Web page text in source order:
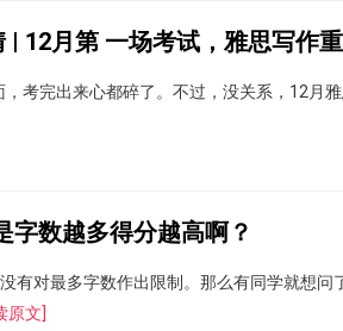
| 12月第 一场考试，雅思写作
考完出来心都碎了。不过，没关系，12月
字数越多得分越高啊？
有对最多字数作出限制。那么有同学就想
原文]